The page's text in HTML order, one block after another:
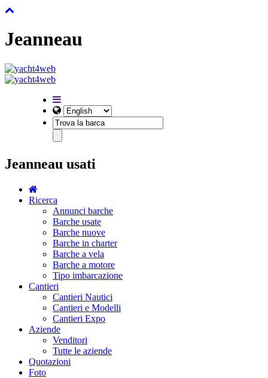
Jeanneau
Jeanneau usati
Ricerca
Annunci barche
Barche usate
Barche nuove
Barche in charter
Barche a vela
Barche a motore
Tipo imbarcazione
Cantieri
Cantieri Nautici
Cantieri e Modelli
Cantieri Expo
Aziende
Venditori
Tutte le aziende
Quotazioni
Foto